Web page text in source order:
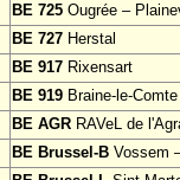
BE 725 Ougrée –
BE 727 Herstal
BE 917 Rixensart
BE 919 Braine-le-
BE AGR RAVeL de
BE Brussel-B Vossem